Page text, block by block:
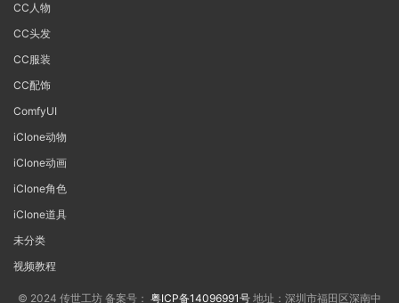
CC人物
CC头发
CC服装
CC配饰
ComfyUI
iClone动物
iClone动画
iClone角色
iClone道具
未分类
视频教程
© 2024 传世工坊 备案号： 粤ICP备14096991号 地址：深圳市福田区深南中